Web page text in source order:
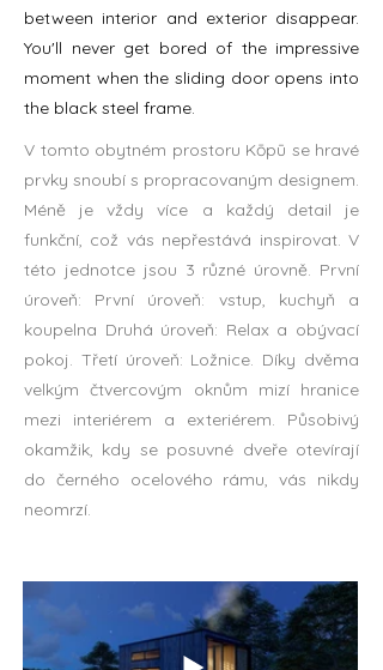
between interior and exterior disappear.
You'll never get bored of the impressive
moment when the sliding door opens into
the black steel frame.
V tomto obytném prostoru Kōpū se hravé
prvky snoubí s propracovaným designem.
Méně je vždy více a každý detail je
funkční, což vás nepřestává inspirovat. V
této jednotce jsou 3 různé úrovně. První
úroveň: První úroveň: vstup, kuchyň a
koupelna Druhá úroveň: Relax a obývací
pokoj. Třetí úroveň: Ložnice. Díky dvěma
velkým čtvercovým oknům mizí hranice
mezi interiérem a exteriérem. Působivý
okamžik, kdy se posuvné dveře otevírají
do černého ocelového rámu, vás nikdy
neomrzí.